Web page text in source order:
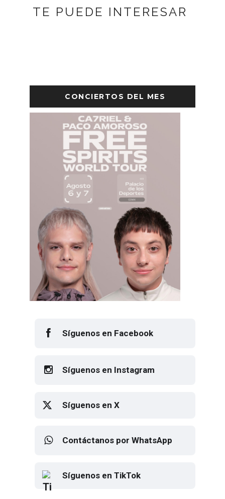
TE PUEDE INTERESAR
CONCIERTOS DEL MES
Síguenos en Facebook
Síguenos en Instagram
Síguenos en X
Contáctanos por WhatsApp
Síguenos en TikTok
Elton John regresa a CDMX para
despedirse en el Estadio Banorte